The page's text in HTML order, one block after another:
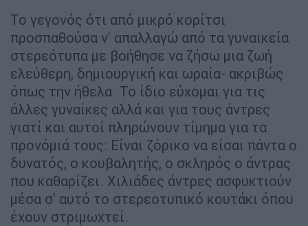
Το γεγονός ότι από μικρό κορίτσι
προσπαθούσα ν' απαλλαγώ από τα γυναικεία
στερεότυπα με βοήθησε να ζήσω μια ζωή
ελεύθερη, δημιουργική και ωραία- ακριβώς
όπως την ήθελα. Το ίδιο εύχομαι για τις
άλλες γυναίκες αλλά και για τους άντρες
γιατί και αυτοί πληρώνουν τίμημα για τα
προνόμιά τους: Είναι ζόρικο να είσαι πάντα ο
δυνατός, ο κουβαλητής, ο σκληρός ο άντρας
που καθαρίζει. Χιλιάδες άντρες ασφυκτιούν
μέσα σ' αυτό το στερεοτυπικό κουτάκι όπου
έχουν στριμωχτεί.